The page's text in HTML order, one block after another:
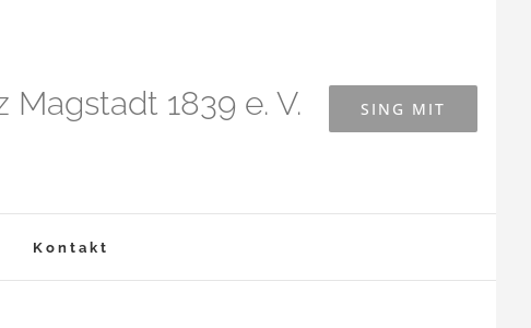
Magstadt 1839 e. V. SING MIT
Kontakt